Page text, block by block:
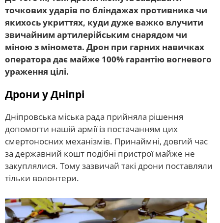
точкових ударів по бліндажах противника чи
якихось укриттях, куди дуже важко влучити
звичайним артилерійським снарядом чи
міною з міномета. Дрон при гарних навичках
оператора дає майже 100% гарантію вогневого
ураження цілі.
Дрони у Дніпрі
Дніпровська міська рада прийняла рішення
допомогти нашій армії із постачанням цих
смертоносних механізмів. Принаймні, довгий час
за державний кошт подібні пристрої майже не
закуплялися. Тому зазвичай такі дрони поставляли
тільки волонтери.